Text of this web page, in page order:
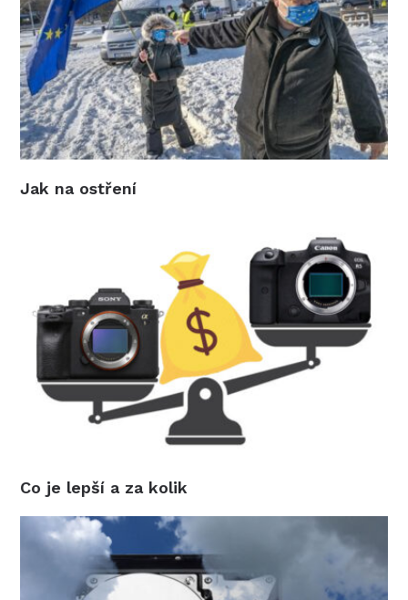
Jak na ostření
Co je lepší a za kolik